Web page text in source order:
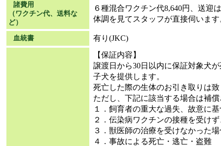
諸費用
（ワクチン代、送料な
ど）
６種混合ワクチン代8,640円、送迎
体調を見てスタッフが直接伺います
血統書 有り(JKC)
【保証内容】
譲渡日から30日以内に保証対象犬
子犬を提供します。
死亡した際の生体のお引き取りは
ただし、下記に該当する場合は補
１．飼育者の重大な過失、故意に
２．伝染病ワクチンの接種を受け
３．獣医師の治療を受けなかった
４．事故による死亡・逃亡・盗難